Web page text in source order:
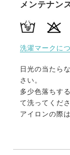
ィット感、耐
ヨーロッパ向
に協力するこ
しました。
・足元ボタン
きっちりと固
元まわりはブ
フィットさせ
下部のボタン
メンテナン
洗濯マークに
日光の当たら
さい。
多少色落ちす
て洗ってくださ
アイロンの際